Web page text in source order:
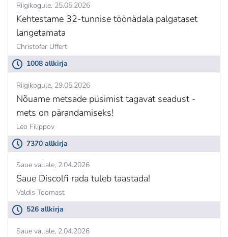
Riigikogule 25.05.2026
Kehtestame 32-tunnise töönädala palgataset
langetamata
Christofer Uffert
1008 allkirja
Riigikogule 29.05.2026
Nõuame metsade püsimist tagavat seadust -
mets on pärandamiseks!
Leo Filippov
7370 allkirja
Saue vallale 2.04.2026
Saue Discolfi rada tuleb taastada!
Valdis Toomast
526 allkirja
Saue vallale 2.04.2026